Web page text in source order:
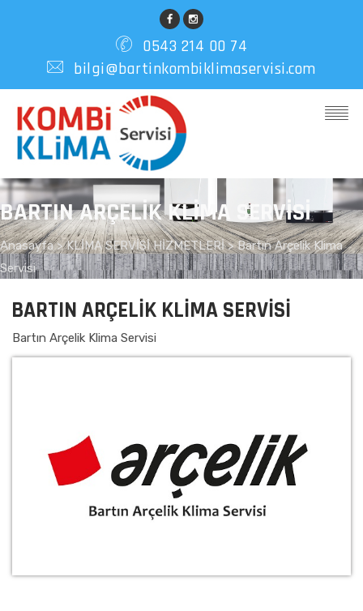
0543 214 00 74
bilgi@bartinkombiklimaservisi.com
BARTIN ARÇELIK KLIMA SERVISI
Anasayfa> KLİMA SERVİSİ HİZMETLERİ >Bartın Arçelik Klima
Servisi
BARTIN ARÇELIK KLIMA SERVISI
Bartın Arçelik Klima Servisi